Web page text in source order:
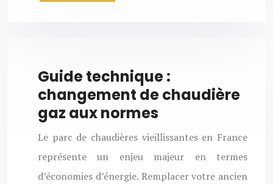
Guide technique :
changement de chaudière
gaz aux normes
Le parc de chaudières vieillissantes en France
représente un enjeu majeur en termes
d’économies d’énergie. Remplacer votre ancien